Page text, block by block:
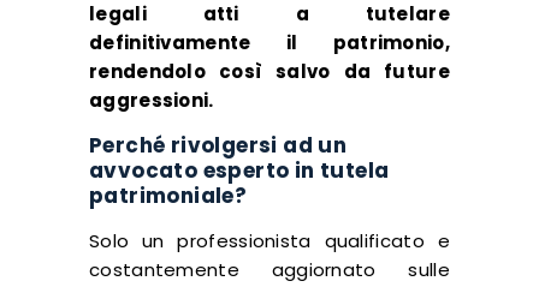
legali atti a tutelare
definitivamente il patrimonio,
rendendolo così salvo da future
aggressioni.
Perché rivolgersi ad un
avvocato esperto in tutela
patrimoniale?
Solo un professionista qualificato e
costantemente aggiornato sulle